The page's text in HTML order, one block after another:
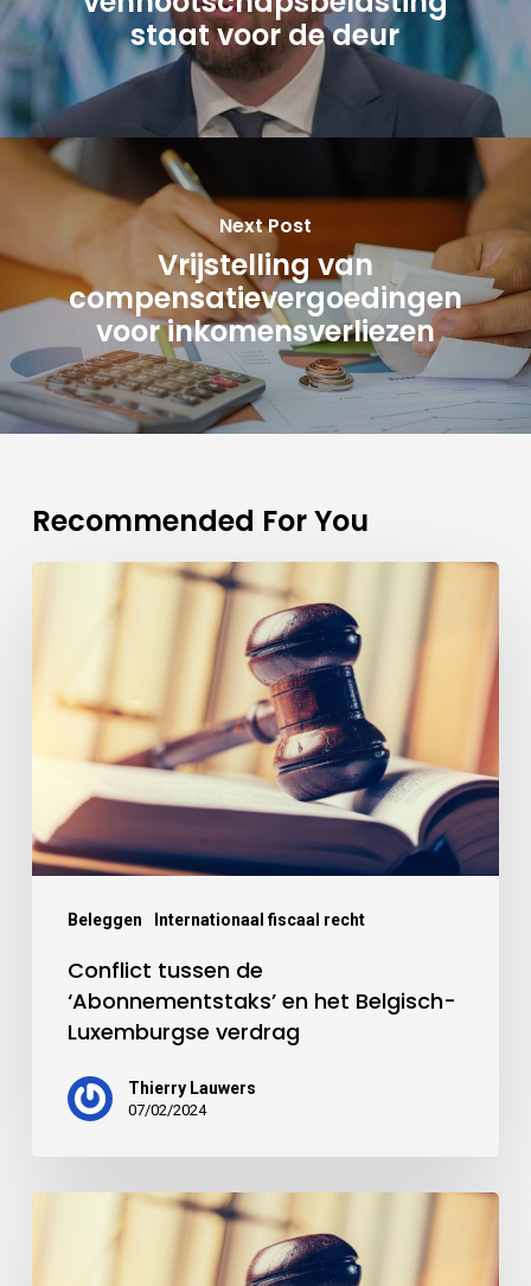
staat voor de deur
Next Post
Vrijstelling van
compensatievergoedingen
voor inkomensverliezen
Recommended For You
Beleggen Internationaal fiscaal recht
Conflict tussen de
‘Abonnementstaks’ en het Belgisch-
Luxemburgse verdrag
Thierry Lauwers
07/02/2024